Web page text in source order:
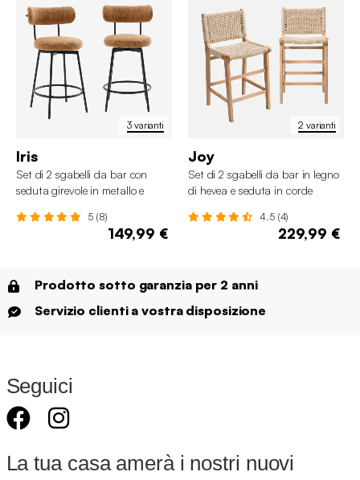
3 varianti
Iris
Set di 2 sgabelli da bar con
seduta girevole in metallo e
5 (8)
149,99 €
2 varianti
Joy
Set di 2 sgabelli da bar in legno
di hevea e seduta in corde
4.5 (4)
229,99 €
Prodotto sotto garanzia per 2 anni
Servizio clienti a vostra disposizione
Seguici
La tua casa amerà i nostri nuovi